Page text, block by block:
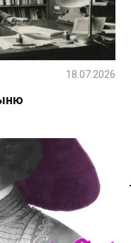
18.07.2026